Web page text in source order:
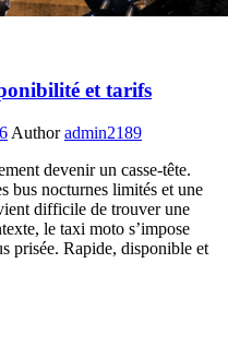
et tarifs
Author admin2189
devenir un casse-tête.
bus nocturnes limités et une
difficile de trouver une
le taxi moto s’impose
prisée. Rapide, disponible et